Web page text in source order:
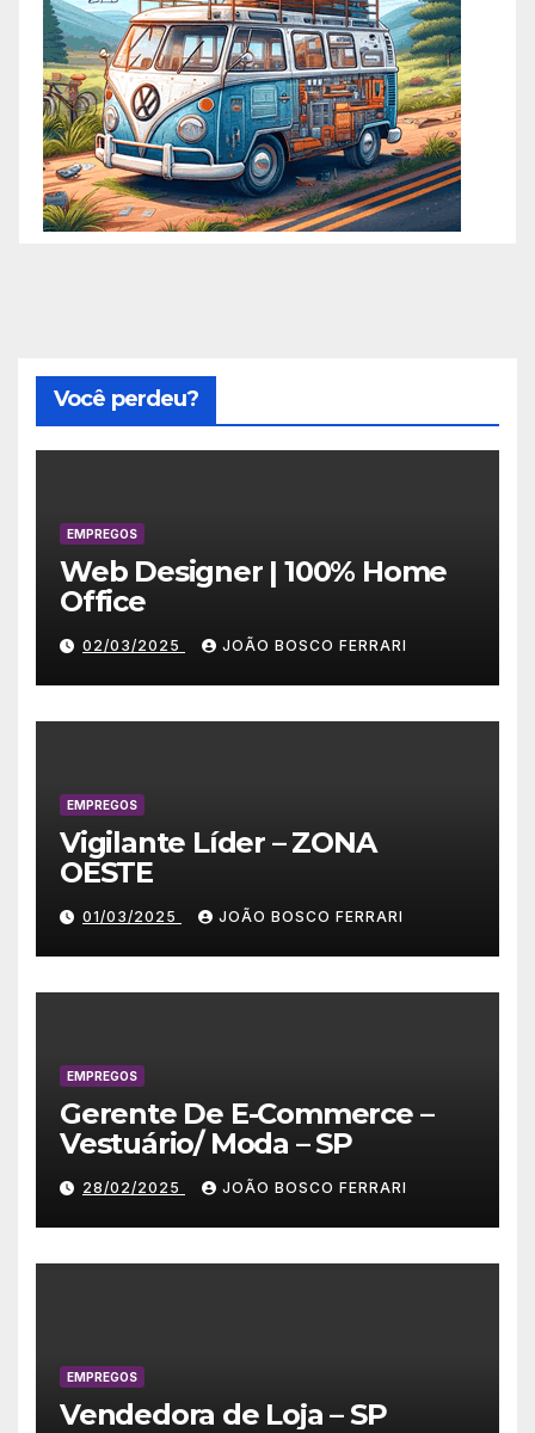
Você perdeu?
EMPREGOS
Web Designer | 100% Home
Office
02/03/2025 JOÃO BOSCO FERRARI
EMPREGOS
Vigilante Líder – ZONA
OESTE
01/03/2025 JOÃO BOSCO FERRARI
EMPREGOS
Gerente De E-Commerce –
Vestuário/ Moda – SP
28/02/2025 JOÃO BOSCO FERRARI
EMPREGOS
Vendedora de Loja – SP